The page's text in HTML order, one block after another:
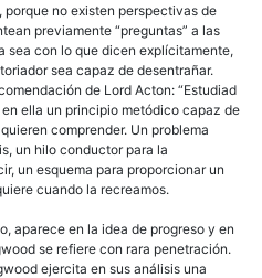
no existen perspectivas de
previamente “preguntas” a las
sea con lo que dicen explícitamente,
sea capaz de desentrañar.
de Lord Acton: “Estudiad
ella un principio metódico capaz de
comprender. Un problema
un hilo conductor para la
un esquema para proporcionar un
cuando la recreamos.
aparece en la idea de progreso y en
se refiere con rara penetración.
ejercita en sus análisis una